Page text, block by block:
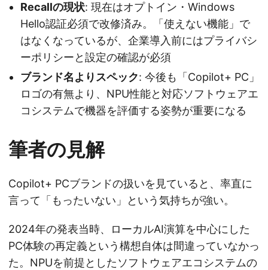
Recallの現状: 現在はオプトイン・Windows
Hello認証必須で改修済み。「使えない機能」で
はなくなっているが、企業導入前にはプライバシ
ーポリシーと設定の確認が必須
ブランド名よりスペック: 今後も「Copilot+ PC」
ロゴの有無より、NPU性能と対応ソフトウェアエ
コシステムで機器を評価する姿勢が重要になる
筆者の見解
Copilot+ PCブランドの扱いを見ていると、率直に
言って「もったいない」という気持ちが強い。
2024年の発表当時、ローカルAI演算を中心にした
PC体験の再定義という構想自体は間違っていなかっ
た。NPUを前提としたソフトウェアエコシステムの